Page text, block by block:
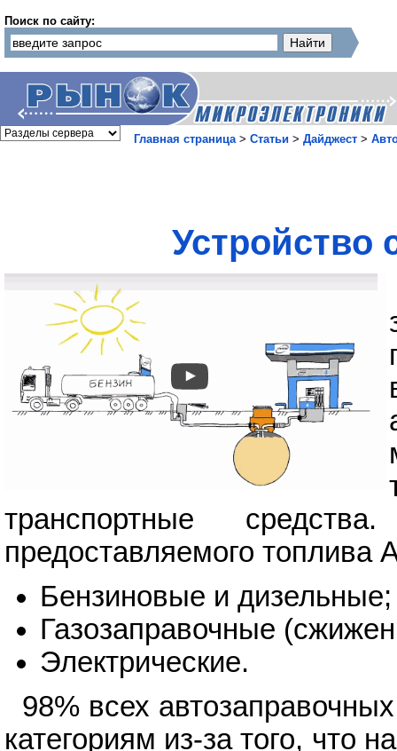
Поиск по сайту:
Главная страница> Статьи > Дайджест >
Устройство
транспортные
предоставляемого
Бензиновые и дизельные;
Газозаправочные
Электрические.
98% всех
категориям из-за того, что